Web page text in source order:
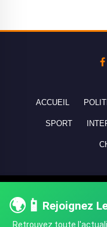
🌍📱 Rejoignez
Retrouvez toute
ACCUEIL
SPORT